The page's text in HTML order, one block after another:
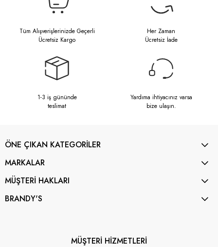
Tüm Alışverişlerinizde Geçerli
Ücretsiz Kargo
Her Zaman
Ücretsiz İade
1-3 iş gününde
teslimat
Yardıma ihtiyacınız varsa
bize ulaşın.
ÖNE ÇIKAN KATEGORİLER
MARKALAR
MÜŞTERİ HAKLARI
BRANDY'S
MÜŞTERİ HİZMETLERİ